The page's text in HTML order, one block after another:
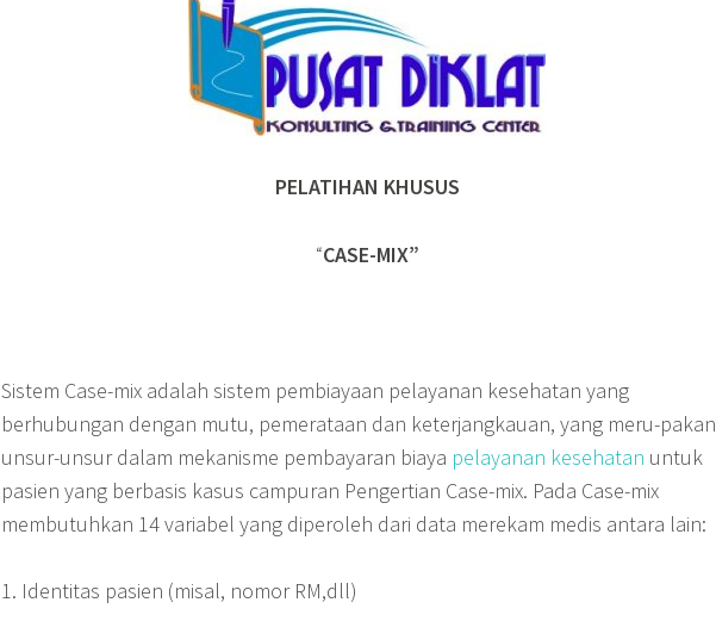
PELATIHAN KHUSUS
“CASE-MIX”
Sistem Case-mix adalah sistem pembiayaan pelayanan kesehatan yang
berhubungan dengan mutu, pemerataan dan keterjangkauan, yang meru-pakan
unsur-unsur dalam mekanisme pembayaran biaya pelayanan kesehatan untuk
pasien yang berbasis kasus campuran Pengertian Case-mix. Pada Case-mix
membutuhkan 14 variabel yang diperoleh dari data merekam medis antara lain:
1. Identitas pasien (misal, nomor RM,dll)